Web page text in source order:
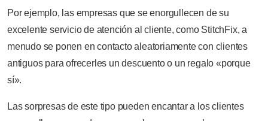
Por ejemplo, las empresas que se enorgullecen de su
excelente servicio de atención al cliente, como StitchFix, a
menudo se ponen en contacto aleatoriamente con clientes
antiguos para ofrecerles un descuento o un regalo «porque
sí».
Las sorpresas de este tipo pueden encantar a los clientes